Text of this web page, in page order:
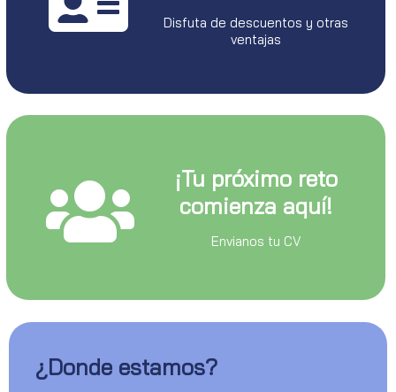
Disfuta de descuentos y otras
ventajas
¡Tu próximo reto
comienza aquí!
Envianos tu CV
¿Donde estamos?